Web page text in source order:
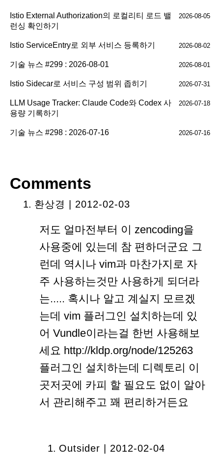
Istio External Authorization의 로컬리티 로드 밸
런싱 확인하기
2026-08-05
Istio ServiceEntry로 외부 서비스 등록하기 2026-08-02
기술 뉴스 #299 : 2026-08-01 2026-08-01
Istio Sidecar로 서비스 구성 범위 좁히기 2026-07-31
LLM Usage Tracker: Claude Code와 Codex 사
용량 기록하기
2026-07-18
기술 뉴스 #298 : 2026-07-16 2026-07-16
Comments
환상경 | 2012-02-03
저도 얼마전부터 이 zencoding을
사용중에 있는데 참 편하더군요 그
런데 역시나 vim과 마찬가지로 자
주 사용하는것만 사용하게 되더라
는..... 혹시나 알고 계실지 모르겠
는데 vim 플러그인 설치하는데 있
어 Vundle이라는걸 한번 사용해보
세요 http://kldp.org/node/125263
플러그인 설치하는데 디렉토리 이
곳저곳에 카피 할 필요도 없이 알아
서 관리해주고 꽤 편리하거든요
Outsider | 2012-02-04